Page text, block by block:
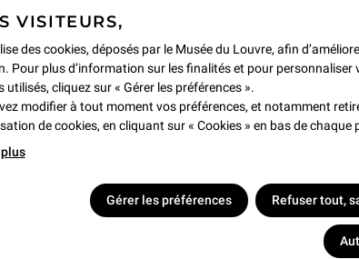
VISITEURS,
des cookies, déposés par le Musée du Louvre, afin
Pour plus d’information sur les finalités et pour personnaliser
utilisés, cliquez sur « Gérer les préférences ».
modifier à tout moment vos préférences, et notamment
de cookies, en cliquant sur « Cookies » en bas de chaque
Gérer les préférences Refuser tout,
!